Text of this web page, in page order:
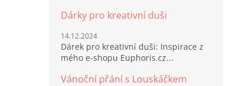
Dárky pro kreativní duši
14.12.2024
Dárek pro kreativní duši: Inspirace z
mého e-shopu Euphoris.cz...
Vánoční přání s Louskáčkem